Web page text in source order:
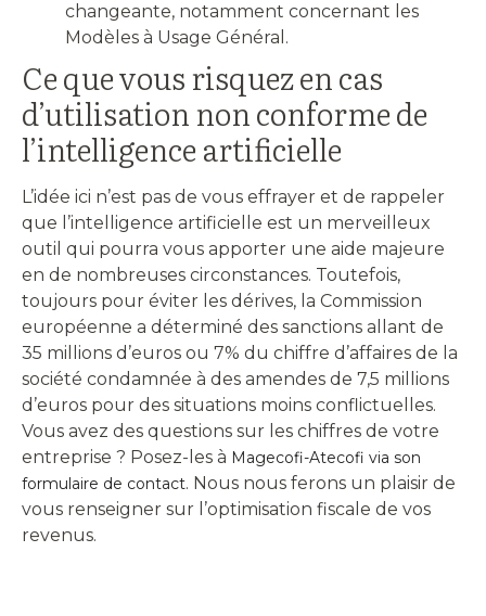
changeante, notamment concernant les
Modèles à Usage Général.
Ce que vous risquez en cas
d’utilisation non conforme de
l’intelligence artificielle
L’idée ici n’est pas de vous effrayer et de rappeler
que l’intelligence artificielle est un merveilleux
outil qui pourra vous apporter une aide majeure
en de nombreuses circonstances. Toutefois,
toujours pour éviter les dérives, la Commission
européenne a déterminé des sanctions allant de
35 millions d’euros ou 7% du chiffre d’affaires de la
société condamnée à des amendes de 7,5 millions
d’euros pour des situations moins conflictuelles.
Vous avez des questions sur les chiffres de votre
entreprise ? Posez-les à Magecofi-Atecofi via son
formulaire de contact. Nous nous ferons un plaisir de
vous renseigner sur l’optimisation fiscale de vos
revenus.